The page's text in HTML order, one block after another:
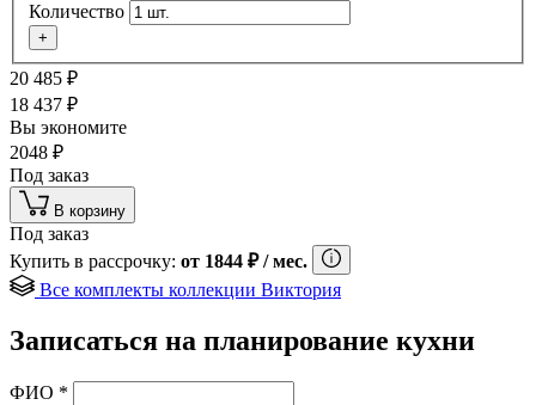
Количество
+
20 485 ₽
18 437 ₽
Вы экономите
2048 ₽
Под заказ
В корзину
Под заказ
Купить в рассрочку: от 1844 ₽/ мес.
Все комплекты коллекции Виктория
Записаться на планирование кухни
ФИО *